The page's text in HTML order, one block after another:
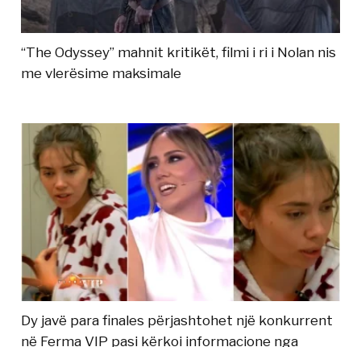
“The Odyssey” mahnit kritikët, filmi i ri i Nolan nis
me vlerësime maksimale
Dy javë para finales përjashtohet një konkurrent
në Ferma VIP pasi kërkoi informacione nga